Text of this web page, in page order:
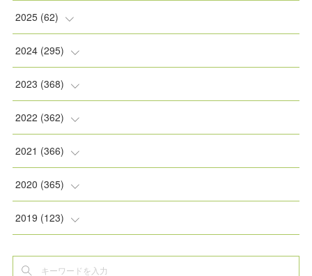
(2)
(2)
(2)
(5)
( 3 )
2025 (62)
(8)
(5)
(9)
(1)
( 1)
2024 (295)
(8)
(11)
(11)
(22)
( 31)
2023 (368)
(31)
(30)
(31)
(30)
2022 (362)
(30)
(30)
(30)
2021 (366)
(31)
(30)
2020 (365)
(31)
2019 (123)